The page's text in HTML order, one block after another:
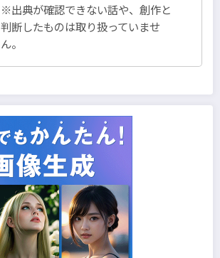
※出典が確認できない話や、創作と
判断したものは取り扱っていませ
ん。